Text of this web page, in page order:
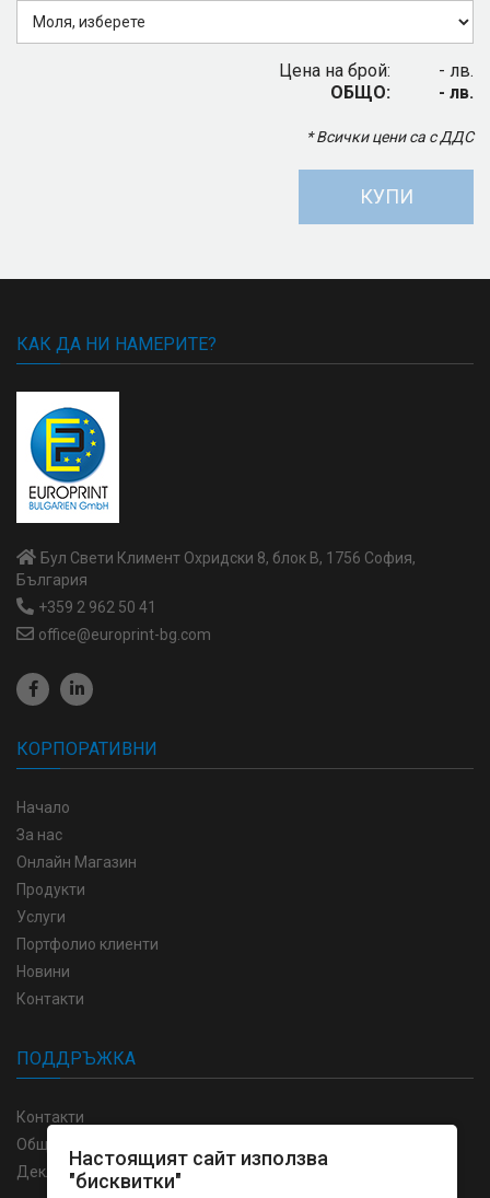
Цена на брой:
- лв.
ОБЩО:
- лв.
* Всички цени са с ДДС
КУПИ
КАК ДА НИ НАМЕРИТЕ?
Бул Свети Климент Охридски 8, блок В, 1756 София,
България
+359 2 962 50 41
office@europrint-bg.com
КОРПОРАТИВНИ
Начало
За нас
Онлайн Магазин
Продукти
Услуги
Портфолио клиенти
Новини
Контакти
ПОДДРЪЖКА
Контакти
Общи условия
Декларация за поверителност
Настоящият сайт използва
"бисквитки"